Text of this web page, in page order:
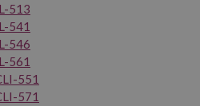
513
541
546
561
551
571